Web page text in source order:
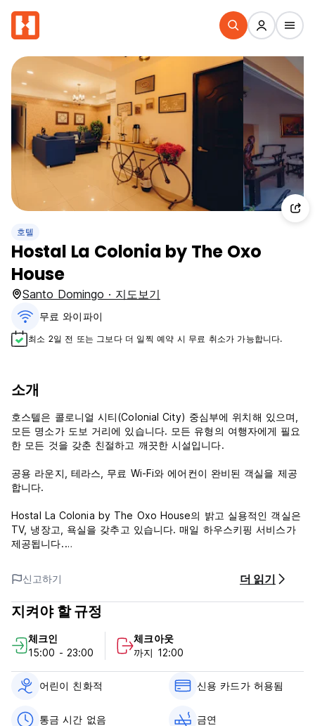
호텔
Hostal La Colonia by The Oxo
House
Santo Domingo · 지도보기
무료 와이파이
최소 2일 전 또는 그보다 더 일찍 예약 시 무료 취소가 가능합니다.
소개
호스텔은 콜로니얼 시티(Colonial City) 중심부에 위치해 있으며,
모든 명소가 도보 거리에 있습니다. 모든 유형의 여행자에게 필요
한 모든 것을 갖춘 친절하고 깨끗한 시설입니다.
공용 라운지, 테라스, 무료 Wi-Fi와 에어컨이 완비된 객실을 제공
합니다.
Hostal La Colonia by The Oxo House의 밝고 실용적인 객실은
TV, 냉장고, 욕실을 갖추고 있습니다. 매일 하우스키핑 서비스가
제공됩니다.
Hostal La Colonia by The Oxo House는 요청 시 도시 가이드
투어를 준비해 드립니다.
구내에는 무료 전용 주차장이 마련되어 있습니다.
호스탈 라 콜로니아 바이 더 옥소 하우스 정책 및 조건:
취소 정책: 도착 24시간 전. 늦게 취소하거나 노쇼(No Show)하는
경우 숙박 첫날 밤 요금이 청구됩니다.
체크인 시간은 15:00~00:00입니다.
신고하기 더 읽기
지켜야 할 규정
체크인
15:00 - 23:00
체크아웃
까지 12:00
어린이 친화적 신용 카드가 허용됨
통금 시간 없음 금연